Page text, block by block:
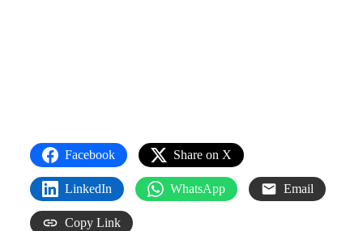
Facebook Share on X
LinkedIn WhatsApp Email
Copy Link